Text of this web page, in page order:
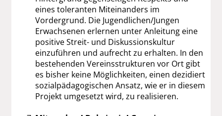
eines toleranten Miteinanders im
Vordergrund. Die Jugendlichen/Jungen
Erwachsenen erlernen unter Anleitung eine
positive Streit- und Diskussionskultur
einzuführen und aufrecht zu erhalten. In den
bestehenden Vereinsstrukturen vor Ort gibt
es bisher keine Möglichkeiten, einen dezidiert
sozialpädagogischen Ansatz, wie er in diesem
Projekt umgesetzt wird, zu realisieren.